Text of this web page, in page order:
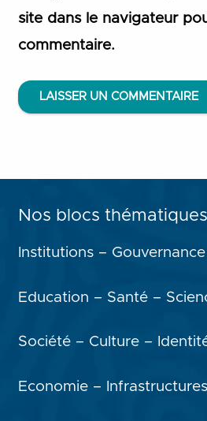
site dans le navigateur
commentaire.
LAISSER UN COMMENTAIRE
Nos blocs thématiques
Institutions –
Education – Santé –
Société – Culture –
Economie –